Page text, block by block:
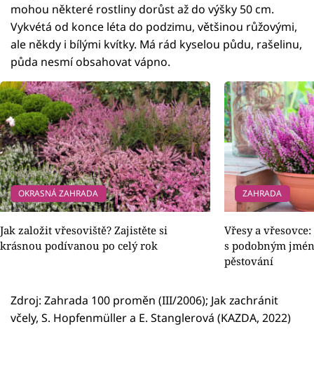
mohou některé rostliny dorůst až do výšky 50 cm.
Vykvétá od konce léta do podzimu, většinou růžovými,
ale někdy i bílými kvítky. Má rád kyselou půdu, rašelinu,
půda nesmí obsahovat vápno.
OKRASNÁ ZAHRADA
Jak založit vřesoviště? Zajistěte si
krásnou podívanou po celý rok
ZAHRADA
Vřesy a
s podobným
pěstování
Zdroj: Zahrada 100 proměn (III/2006); Jak zachránit
včely, S. Hopfenmüller a E. Stanglerová (KAZDA, 2022)